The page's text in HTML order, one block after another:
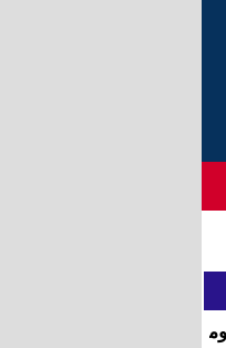
التي عينها الملك